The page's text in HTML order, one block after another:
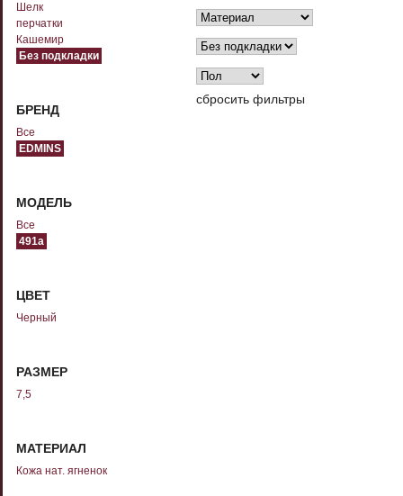
Шелк
перчатки
Кашемир
Без подкладки
БРЕНД
Все
EDMINS
МОДЕЛЬ
Все
491а
ЦВЕТ
Черный
РАЗМЕР
7,5
МАТЕРИАЛ
Кожа нат. ягненок
сбросить фильтры